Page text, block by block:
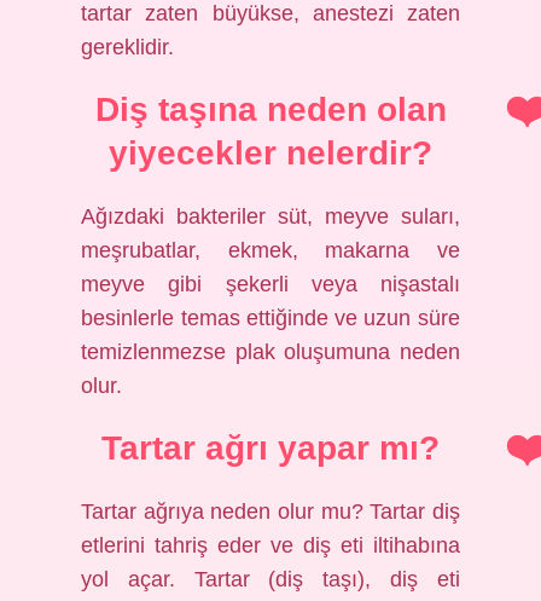
tartar zaten büyükse, anestezi zaten
gereklidir.
Diş taşına neden olan
yiyecekler nelerdir?
Ağızdaki bakteriler süt, meyve suları,
meşrubatlar, ekmek, makarna ve
meyve gibi şekerli veya nişastalı
besinlerle temas ettiğinde ve uzun süre
temizlenmezse plak oluşumuna neden
olur.
Tartar ağrı yapar mı?
Tartar ağrıya neden olur mu? Tartar diş
etlerini tahriş eder ve diş eti iltihabına
yol açar. Tartar (diş taşı), diş eti